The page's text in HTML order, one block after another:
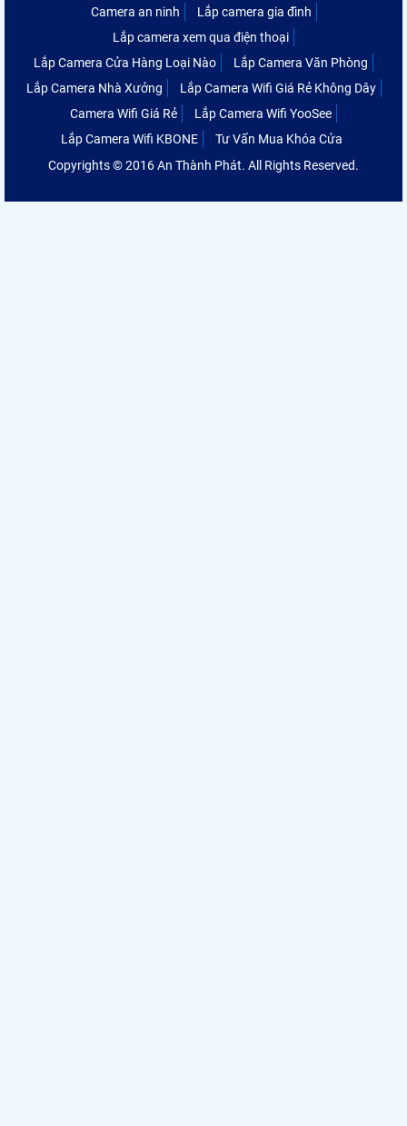
Camera an ninh
Lắp camera gia đình
Lắp camera xem qua điện thoại
Lắp Camera Cửa Hàng Loại Nào
Lắp Camera Văn Phòng
Lắp Camera Nhà Xưởng
Lắp Camera Wifi Giá Rẻ Không Dây
Camera Wifi Giá Rẻ
Lắp Camera Wifi YooSee
Lắp Camera Wifi KBONE
Tư Vấn Mua Khóa Cửa
Copyrights © 2016 An Thành Phát. All Rights Reserved.